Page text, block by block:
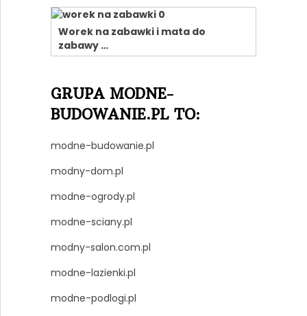
Worek na zabawki i mata do
zabawy …
GRUPA MODNE-
BUDOWANIE.PL TO:
modne-budowanie.pl
modny-dom.pl
modne-ogrody.pl
modne-sciany.pl
modny-salon.com.pl
modne-lazienki.pl
modne-podlogi.pl